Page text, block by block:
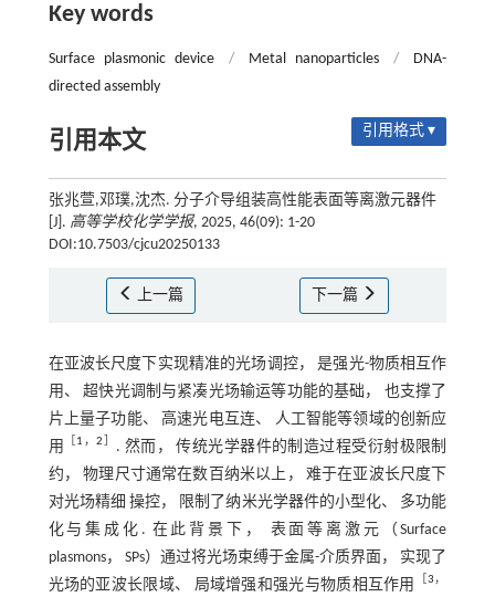
Key words
Surface plasmonic device / Metal nanoparticles /
DNA-
directed assembly
引用本文 引用格式 ▾
张兆萱,邓璞,沈杰. 分子介导组装高性能表面等离激元器件
[J]. 高等学校化学学报, 2025, 46(09): 1-20
DOI:10.7503/cjcu20250133
上一篇 下一篇
在亚波长尺度下实现精准的光场调控， 是强光-物质相互作
用、 超快光调制与紧凑光场输运等功能的基础， 也支撑了
片上量子功能、 高速光电互连、 人工智能等领域的创新应
用
［1 ，2］ . 然而， 传统光学器件的制造过程受衍射极限制
约， 物理尺寸通常在数百纳米以上， 难于在亚波长尺度下
对光场精细 操控， 限制了纳米光学器件的小型化、 多功能
化与集成化. 在此背景下， 表面等离激元（Surface
plasmons， SPs）通过将光场束缚于金属-介质界面， 实现了
光场的亚波长限域、 局域增强和强光与物质相互作用
［3，